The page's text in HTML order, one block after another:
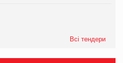
Всі тендери